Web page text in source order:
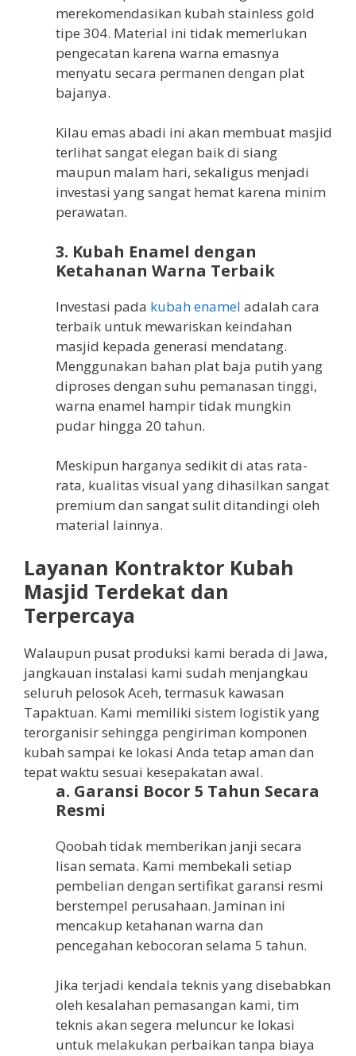
merekomendasikan kubah stainless gold
tipe 304. Material ini tidak memerlukan
pengecatan karena warna emasnya
menyatu secara permanen dengan plat
bajanya.
Kilau emas abadi ini akan membuat masjid
terlihat sangat elegan baik di siang
maupun malam hari, sekaligus menjadi
investasi yang sangat hemat karena minim
perawatan.
3. Kubah Enamel dengan
Ketahanan Warna Terbaik
Investasi pada kubah enamel adalah cara
terbaik untuk mewariskan keindahan
masjid kepada generasi mendatang.
Menggunakan bahan plat baja putih yang
diproses dengan suhu pemanasan tinggi,
warna enamel hampir tidak mungkin
pudar hingga 20 tahun.
Meskipun harganya sedikit di atas rata-
rata, kualitas visual yang dihasilkan sangat
premium dan sangat sulit ditandingi oleh
material lainnya.
Layanan Kontraktor Kubah
Masjid Terdekat dan
Terpercaya
Walaupun pusat produksi kami berada di Jawa,
jangkauan instalasi kami sudah menjangkau
seluruh pelosok Aceh, termasuk kawasan
Tapaktuan. Kami memiliki sistem logistik yang
terorganisir sehingga pengiriman komponen
kubah sampai ke lokasi Anda tetap aman dan
tepat waktu sesuai kesepakatan awal.
a. Garansi Bocor 5 Tahun Secara
Resmi
Qoobah tidak memberikan janji secara
lisan semata. Kami membekali setiap
pembelian dengan sertifikat garansi resmi
berstempel perusahaan. Jaminan ini
mencakup ketahanan warna dan
pencegahan kebocoran selama 5 tahun.
Jika terjadi kendala teknis yang disebabkan
oleh kesalahan pemasangan kami, tim
teknis akan segera meluncur ke lokasi
untuk melakukan perbaikan tanpa biaya